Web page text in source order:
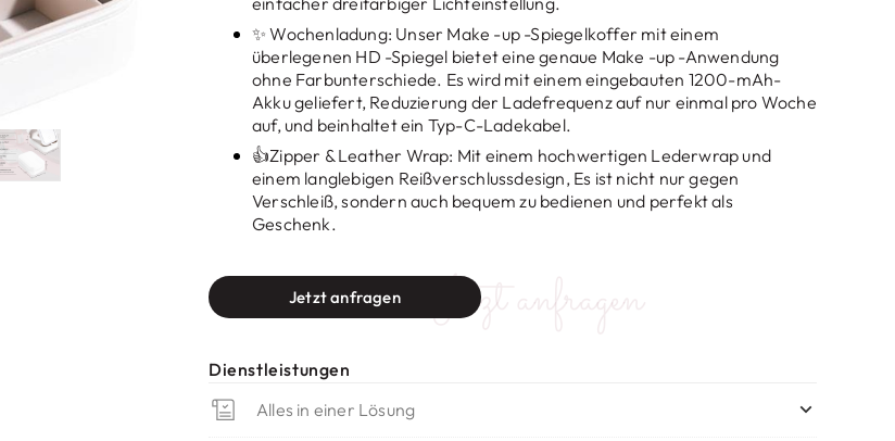
✨ Wochenladung: Unser Make -up -Spiegelkoffer mit einem
überlegenen HD -Spiegel bietet eine genaue Make -up -Anwendung
ohne Farbunterschiede. Es wird mit einem eingebauten 1200-mAh-
Akku geliefert, Reduzierung der Ladefrequenz auf nur einmal pro Woche
auf, und beinhaltet ein Typ-C-Ladekabel.
👍Zipper & Leather Wrap: Mit einem hochwertigen Lederwrap und
einem langlebigen Reißverschlussdesign, Es ist nicht nur gegen
Verschleiß, sondern auch bequem zu bedienen und perfekt als
Geschenk.
Jetzt anfragen Jetzt anfragen
Dienstleistungen
Alles in einer Lösung